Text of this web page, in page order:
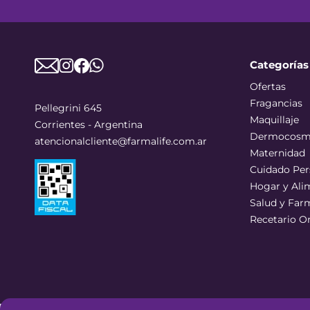
Pellegrini 645
Corrientes - Argentina
atencionalcliente@farmalife.com.ar
Categorías
Ofertas
Fragancias
Maquillaje
Maternidad
Cuidado
Hogar y
Salud y
Recetario